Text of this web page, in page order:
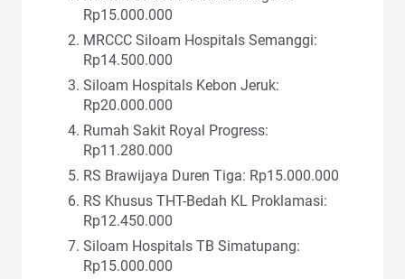
Rp15.000.000
MRCCC Siloam Hospitals Semanggi:
Rp14.500.000
Siloam Hospitals Kebon Jeruk:
Rp20.000.000
Rumah Sakit Royal Progress:
Rp11.280.000
RS Brawijaya Duren Tiga: Rp15.000.000
RS Khusus THT-Bedah KL Proklamasi:
Rp12.450.000
Siloam Hospitals TB Simatupang:
Rp15.000.000